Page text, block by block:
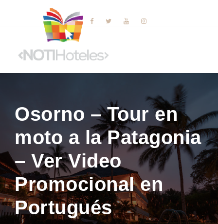
Osorno – Tour en
moto a la Patagonia
– Ver Video
Promocional en
Portugués